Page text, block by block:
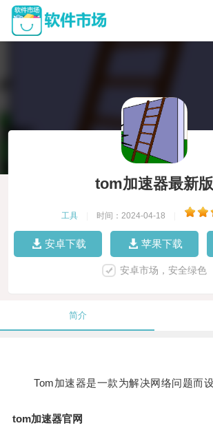
tom加速器最新版
工具 时间：2024-04-18
安卓下载 苹果下载
安卓市场，安全绿色
简介
Tom加速器是一款为解决网络问题而设
tom加速器官网